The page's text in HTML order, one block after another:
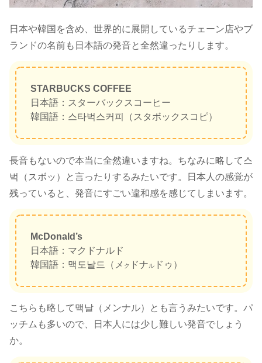
日本や韓国を含め、世界的に展開しているチェーン店やブ
ランドの名前も日本語の発音と全然違ったりします。
STARBUCKS COFFEE
日本語：スターバックスコーヒー
韓国語：스타벅스커피（スタボックスコピ）
長音もないので本当に全然違いますね。ちなみに略して스
벅（スボッ）と言ったりするみたいです。日本人の感覚が
残っていると、発音にすごい違和感を感じてしまいます。
McDonald’s
日本語：マクドナルド
韓国語：맥도날드（メ ク ドナル ドゥ）
こちらも略して맥날（メンナル）とも言うみたいです。パ
ッチムも多いので、日本人には少し難しい発音でしょう
か。